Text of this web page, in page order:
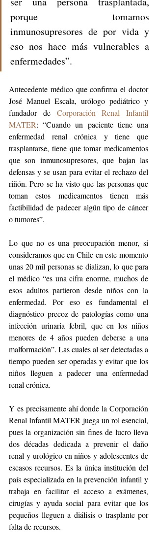
porque tomamos
inmunosupresores de por vida y
eso nos hace más vulnerables a
enfermedades”.
Antecedente médico que confirma el doctor
José Manuel Escala, urólogo pediátrico y
fundador de Corporación Renal Infantil
MATER: “Cuando un paciente tiene una
enfermedad renal crónica y tiene que
trasplantarse, tiene que tomar medicamentos
que son inmunosupresores, que bajan las
defensas y se usan para evitar el rechazo del
riñón. Pero se ha visto que las personas que
toman estos medicamentos tienen más
factibilidad de padecer algún tipo de cáncer
o tumores”.
Lo que no es una preocupación menor, si
consideramos que en Chile en este momento
unas 20 mil personas se dializan, lo que para
el médico “es una cifra enorme, muchos de
esos adultos partieron desde niños con la
enfermedad. Por eso es fundamental el
diagnóstico precoz de patologías como una
infección urinaria febril, que en los niños
menores de 4 años pueden deberse a una
malformación”. Las cuales al ser detectadas a
tiempo pueden ser operadas y evitar que los
niños lleguen a padecer una enfermedad
renal crónica.
Y es precisamente ahí donde la Corporación
Renal Infantil MATER juega un rol esencial,
pues la organización sin fines de lucro lleva
dos décadas dedicada a prevenir el daño
renal y urológico en niños y adolescentes de
escasos recursos. Es la única institución del
país especializada en la prevención infantil y
trabaja en facilitar el acceso a exámenes,
cirugías y ayuda social para evitar que los
pequeños lleguen a diálisis o trasplante por
falta de recursos.